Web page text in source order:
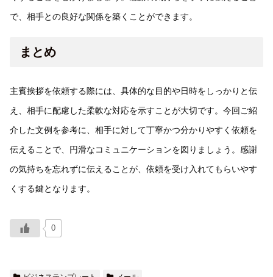
で、相手との良好な関係を築くことができます。
まとめ
主賓挨拶を依頼する際には、具体的な目的や日時をしっかりと伝
え、相手に配慮した柔軟な対応を示すことが大切です。今回ご紹
介した文例を参考に、相手に対して丁寧かつ分かりやすく依頼を
伝えることで、円滑なコミュニケーションを図りましょう。感謝
の気持ちを忘れずに伝えることが、依頼を受け入れてもらいやす
くする鍵となります。
0